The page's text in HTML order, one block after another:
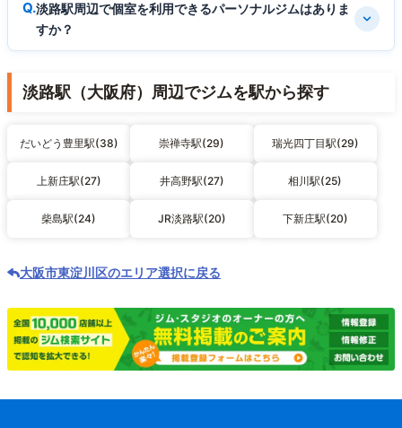
淡路駅周辺で個室を利用できるパーソナルジムはありま
すか？
淡路駅（大阪府）周辺でジムを駅から探す
だいどう豊里駅(38) 崇禅寺駅(29) 瑞光四丁目駅(29)
上新庄駅(27) 井高野駅(27) 相川駅(25)
柴島駅(24) JR淡路駅(20) 下新庄駅(20)
大阪市東淀川区のエリア選択に戻る